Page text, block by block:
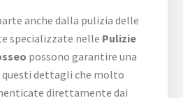
anche dalla pulizia delle
specializzate nelle Pulizie
possono garantire una
dettagli che molto
direttamente dai